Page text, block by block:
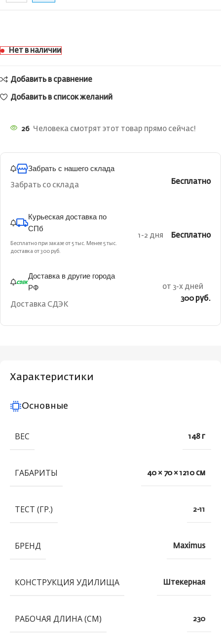
Нет в наличии
Добавить в сравнение
Добавить в список желаний
26 Человека смотрят этот товар прямо сейчас!
Забрать с нашего склада
Забрать со склада Бесплатно
Курьеская доставка по
СПб
Бесплатно при заказе от 5 тыс. Менее 5 тыс.
доставка от 300 руб.
1-2 дня Бесплатно
Доставка в другие города
РФ
Доставка СДЭК
от 3-х дней
300 руб.
Характеристики
Основные
ВЕС 148 г
ГАБАРИТЫ 40 × 70 × 1210 см
ТЕСТ (ГР.) 2-11
БРЕНД Maximus
КОНСТРУКЦИЯ УДИЛИЩА Штекерная
РАБОЧАЯ ДЛИНА (СМ) 230